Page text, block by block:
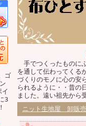
ゴ
イ
3
手でつくったものに
を通して伝わってくる
づくりのモノに心の安
られるように・・昔の
ました。遠い祖先から
ニット生地屋 卸販